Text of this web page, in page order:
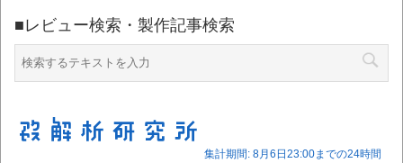
■レビュー検索・製作記事検索